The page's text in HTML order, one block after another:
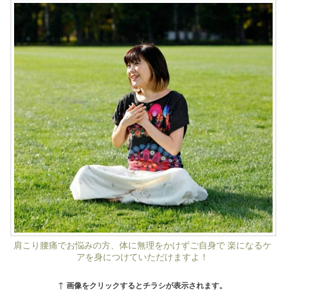
肩こり腰痛でお悩みの方、体に無理をかけずご自身で 楽になるケ
アを身につけていただけますよ！
↑ 画像をクリックするとチラシが表示されます。